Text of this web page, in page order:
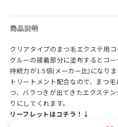
商品説明
クリアタイプのまつ毛エクステ用コ
グルーの接着部分に塗布するとコー
持続力が1.5倍(メーカー比)になりま
トリートメント配合なので、まつ
つ、バラつきが出てきたエクステ
りにしてくれます。
リーフレットはコチラ！↓